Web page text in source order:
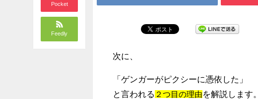
Pocket
Feedly
次に、
「ゲンガーがピクシーに憑依した」
と言われる ２つ目の理由を解説します。